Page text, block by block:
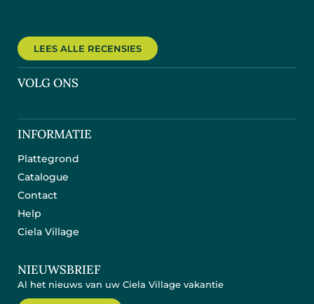
LEES ALLE RECENSIES
VOLG ONS
INFORMATIE
Plattegrond
Catalogue
Contact
Help
Ciela Village
NIEUWSBRIEF
Al het nieuws van uw Ciela Village vakantie